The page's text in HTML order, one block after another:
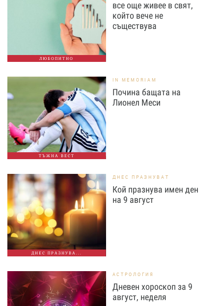
ЛЮБОПИТНО
все още живее в свят,
който вече не
съществува
ТЪЖНА ВЕСТ
IN MEMORIAM
Почина бащата на
Лионел Меси
ДНЕС ПРАЗНУВА...
ДНЕС ПРАЗНУВАТ
Кой празнува имен ден
на 9 август
АСТРОЛОГИЯ
Дневен хороскоп за 9
август, неделя